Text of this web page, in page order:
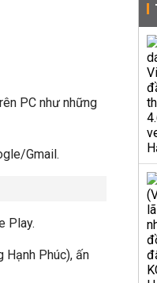
PC như những
Gmail.
Play.
Hạnh Phúc), ấn